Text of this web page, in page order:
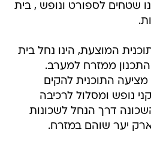
שטחים לספורט ונופש , בית
המוצעת, הינו נחל בית
ממזרח למערב.
התוכנית להקים
נופש ומסלול לרכיבה
דרך הנחל לשכונות
יער שוהם במזרח.